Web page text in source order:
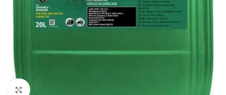
Click to enlarge